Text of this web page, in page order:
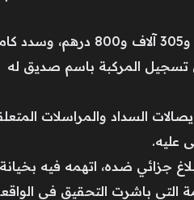
وتعود تفاصيل القضية إلى دعوى أقامها شخص أكد فيها أنه اشترى السيارة في عام 2024 مقابل مليونين و305 آلاف
تسجيل المركبة باسم صديق له
السداد والمراسلات
عليه.
جزائي ضده، اتهمه فيه بخيانة
التي باشرت التحقيق في